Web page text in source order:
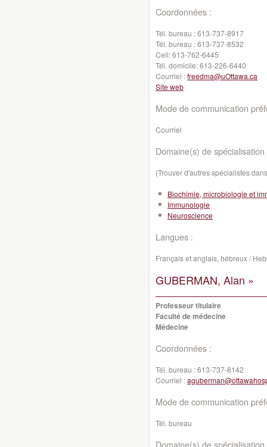
Coordonnées :
Tél. bureau :613-737-8917
Tél. bureau :613-737-8532
Cell:613-762-6445
Tél. domicile:613-226-6440
Courriel :freedma@uOttawa.ca
Site web
Mode de communication
Courriel
Domaine(s) de spécialisation
(Trouver d'autres spécialistes
Biochimie, microbiologie et
Immunologie
Neuroscience
Langues :
Français et anglais, hébreux /
GUBERMAN, Alan »
Professeur titulaire
Faculté de médecine
Médecine
Coordonnées :
Tél. bureau :613-737-8142
Courriel :
Mode de communication
Tél. bureau
Domaine(s) de spécialisation